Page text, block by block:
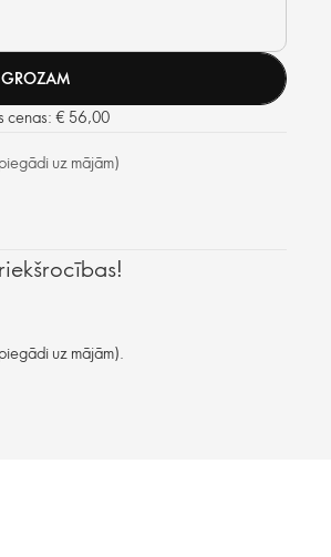
GROZAM
cenas: € 56,00
uz mājām)
uz mājām).